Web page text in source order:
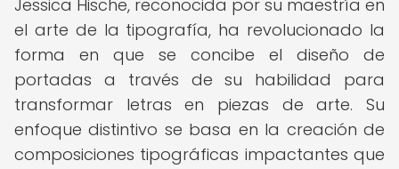
Jessica Hische, reconocida por su maestría en
el arte de la tipografía, ha revolucionado la
forma en que se concibe el diseño de
portadas a través de su habilidad para
transformar letras en piezas de arte. Su
enfoque distintivo se basa en la creación de
composiciones tipográficas impactantes que